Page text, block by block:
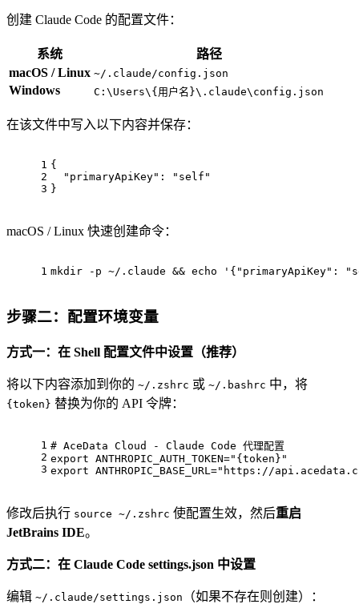
创建 Claude Code 的配置文件：
系统
路径
macOS / Linux ~/.claude/config.json
Windows C:\Users\{用户名}\.claude\config.json
在该文件中写入以下内容并保存：
1
2
3
{
"primaryApiKey" :
"self"
}
macOS / Linux 快速创建命令：
1 mkdir -p ~/.claude && echo '{"primaryApiKey":
步骤二：配置环境变量
方式一：在 Shell 配置文件中设置（推荐）
将以下内容添加到你的 ~/.zshrc 或 ~/.bashrc 中，将
{token} 替换为你的 API 令牌：
1
2
3
# AceData Cloud - Claude Code 代理配置
export ANTHROPIC_AUTH_TOKEN="{token}"
export ANTHROPIC_BASE_URL="https://
修改后执行 source ~/.zshrc 使配置生效，然后重启
JetBrains IDE。
方式二：在 Claude Code settings.json 中设置
编辑 ~/.claude/settings.json （如果不存在则创建）：